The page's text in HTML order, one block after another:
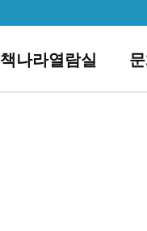
책나라열람실